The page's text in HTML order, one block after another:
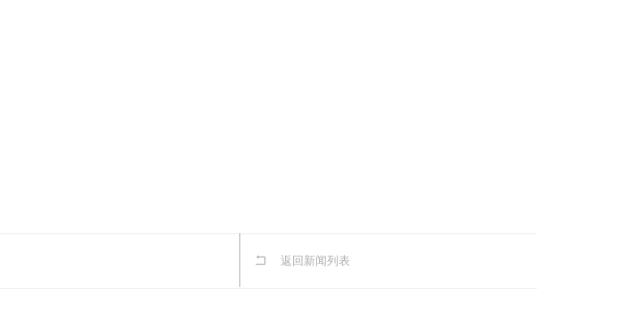
返回新闻列表